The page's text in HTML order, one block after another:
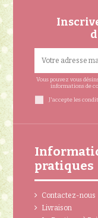
Vous pouvez vous
informations de
J'accepte les
pratiques
Contactez-nous
Livraison